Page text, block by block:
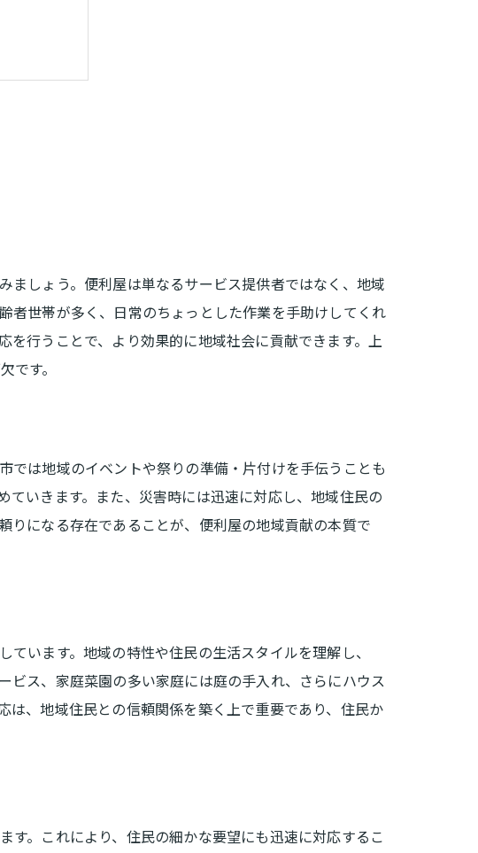
ましょう。便利屋は単なるサービス提供者ではなく、地域
者世帯が多く、日常のちょっとした作業を手助けしてくれ
行うことで、より効果的に地域社会に貢献できます。上
です。
では地域のイベントや祭りの準備・片付けを手伝うことも
いきます。また、災害時には迅速に対応し、地域住民の
りになる存在であることが、便利屋の地域貢献の本質で
います。地域の特性や住民の生活スタイルを理解し、
ビス、家庭菜園の多い家庭には庭の手入れ、さらにハウス
は、地域住民との信頼関係を築く上で重要であり、住民か
。これにより、住民の細かな要望にも迅速に対応するこ